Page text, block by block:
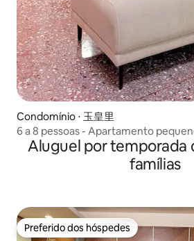
Condomínio ⋅ 玉皇里
6 a 8 pessoas - Apartamento
características da cidade -
Aluguel por temporada
famílias
Preferido dos hóspedes
Preferido dos hóspedes